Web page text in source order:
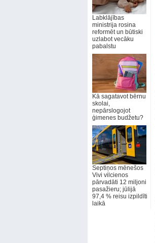
Labklājības
ministrija rosina
reformēt un būtiski
uzlabot vecāku
pabalstu
Kā sagatavot bērnu
skolai,
nepārslogojot
ģimenes budžetu?
Septiņos mēnešos
Vivi vilcienos
pārvadāti 12 miljoni
pasažieru; jūlijā
97,4 % reisu izpildīti
laikā